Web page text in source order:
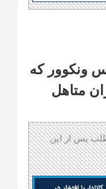
ونکوور که
متاهل
پس از این